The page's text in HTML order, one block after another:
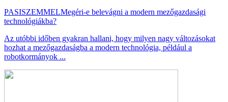
PASISZEMMELMegéri-e belevágni a modern mezőgazdasági
technológiákba?
Az utóbbi időben gyakran hallani, hogy milyen nagy változásokat
hozhat a mezőgazdaságba a modern technológia, például a
robotkormányok ...